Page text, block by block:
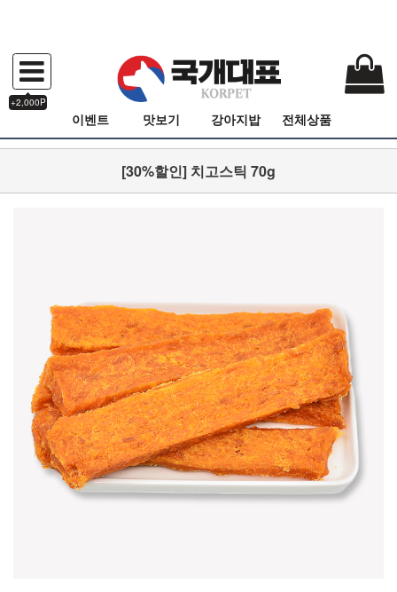
+2,000P
이벤트 맛보기 강아지밥 전체상품
[30%할인] 치고스틱 70g